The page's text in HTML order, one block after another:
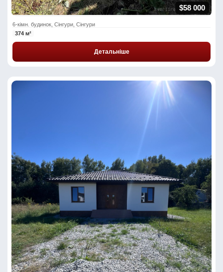
$58 000
6-кімн. будинок, Сінгури, Сінгури
374 м²
Детальніше